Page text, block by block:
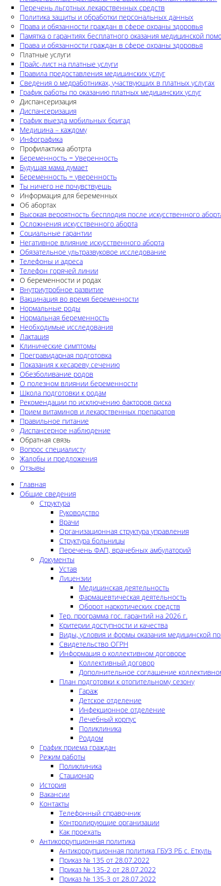
Перечень льготных лекарственных средств
Политика защиты и обработки персональных данных
Права и обязанности граждан в сфере охраны здоровья
Памятка о гарантиях бесплатного оказания медицинской
Права и обязанности граждан в сфере охраны здоровья
Платные услуги
Прайс-лист на платные услуги
Правила предоставления медицинских услуг
Сведения о медработниках, участвующих в платных услугах
График работы по оказанию платных медицинских услуг
Диспансеризация
Диспансеризация
График выезда мобильных бригад
Медицина – каждому
Инфографика
Профилактика аботрта
Беременность = Уверенность
Будущая мама думает
Беременность = уверенность
Ты ничего не почувствуешь
Информация для беременных
Об абортах
Высокая вероятность бесплодия после искусственного
Осложнения искусственного аборта
Социальные гарантии
Негативное влияние искусственного аборта
Обязательное ультразвуковое исследование
Телефоны и адреса
Телефон горячей линии
О беременности и родах
Внутриутробное развитие
Вакцинация во время беременности
Нормальные роды
Нормальная беременность
Необходимые исследования
Лактация
Клинические симптомы
Прегравидарная подготовка
Показания к кесареву сечению
Обезболивание родов
О полезном влиянии беременности
Школа подготовки к родам
Рекомендации по исключению факторов риска
Прием витаминов и лекарственных препаратов
Правильное питание
Диспансерное наблюдение
Обратная связь
Вопрос специалисту
Жалобы и предложения
Отзывы
Главная
Общие сведения
Структура
Руководство
Врачи
Организационная структура управления
Структура больницы
Перечень ФАП, врачебных амбулаторий
Документы
Устав
Лицензии
Медицинская деятельность
Фармацевтическая деятельность
Оборот наркотических средств
Тер. программа гос. гарантий на 2026 г.
Критерии доступности и качества
Виды, условия и формы оказания медицинской
Свидетельство ОГРН
Информация о коллективном договоре
Коллективный договор
Дополнительное соглашение
План подготовки к отопительному сезону
Гараж
Детское отделение
Инфекционное отделение
Лечебный корпус
Поликлиника
Роддом
График приема граждан
Режим работы
Поликлиника
Стационар
История
Вакансии
Контакты
Телефонный справочник
Контролирующие организации
Как проехать
Антикоррупционная политика
Антикоррупционная политика ГБУЗ РБ с. Еткуль
Приказ № 135 от 28.07.2022
Приказ № 135-2 от 28.07.2022
Приказ № 135-3 от 28.07.2022